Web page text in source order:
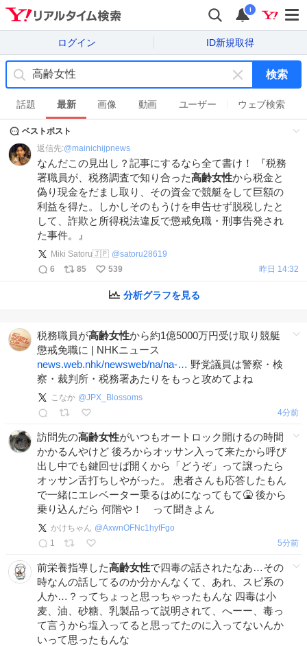
i
ログイン ID新規取得
キ
ー
ワ
を
消
す
検索
話題 最新 画像 動画 ユーザー ウェブ検索
ベストポスト
返信先:@mainichijpnews
なんだこの見出し？記事にするなら全て書け！ 『税務
署職員が、税務調査で知り合った高齢女性から税金と
偽り現金をだまし取り、その資金で競艇をして巨額の
利益を得た。しかしそのもうけを申告せず脱税したと
して、詐欺と所得税法違反で懲戒免職・刑事告発され
た事件。』
Miki Satoru🇯🇵 @satoru28619
6
85 539 昨日 14:32
分析グラフを見る
税務職員が高齢女性から約1億5000万円受け取り競艇
懲戒免職に | NHKニュース
news.web.nhk/newsweb/na/na-… 野党議員は警察・検
察・裁判所・税務署あたりをもっと攻めてよね
こなか @JPX_Blossoms
4分前
訪問先の高齢女性がいつもオートロック開けるの時間
かかるんやけど 後ろからオッサン入って来たから呼び
出し中でも鍵回せば開くから「どうぞ」って譲ったら
オッサン舌打ちしやがった。 患者さんも応答したもん
で一緒にエレベーター乗るはめになってもて🤮 後から
乗り込んだら 何階や！ って聞きよん
かけちゃん @AxwnOFNc1hyfFgo
1
5分前
前栄養指導した高齢女性で四毒の話されたなあ…その
時なんの話してるのか分かんなくて、あれ、スピ系の
人か…？ってちょっと思っちゃったもんな 四毒は小
麦、油、砂糖、乳製品って説明されて、へーー、毒っ
て言うから塩入ってると思ってたのに入ってないんか
いって思ったもんな